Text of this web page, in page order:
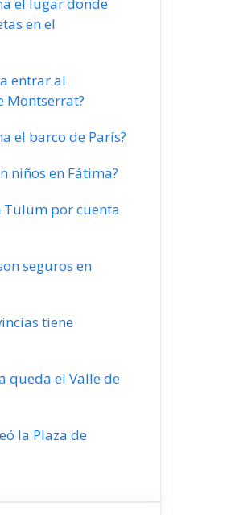
en el
entrar al
Montserrat?
el barco de París?
niños en Fátima?
Tulum por cuenta
seguros en
tiene
queda el Valle de
la Plaza de